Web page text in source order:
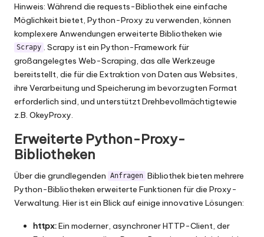
Hinweis: Während die requests-Bibliothek eine einfache
Möglichkeit bietet, Python-Proxy zu verwenden, können
komplexere Anwendungen erweiterte Bibliotheken wie
Scrapy . Scrapy ist ein Python-Framework für
großangelegtes Web-Scraping, das alle Werkzeuge
bereitstellt, die für die Extraktion von Daten aus Websites,
ihre Verarbeitung und Speicherung im bevorzugten Format
erforderlich sind, und unterstütztDrehbevollmächtigtewie
z.B. OkeyProxy.
Erweiterte Python-Proxy-
Bibliotheken
Über die grundlegenden Anfragen Bibliothek bieten mehrere
Python-Bibliotheken erweiterte Funktionen für die Proxy-
Verwaltung. Hier ist ein Blick auf einige innovative Lösungen:
httpx:Ein moderner, asynchroner HTTP-Client, der